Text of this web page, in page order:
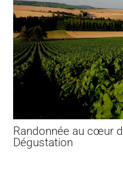
Randonnée au cœur
Dégustation